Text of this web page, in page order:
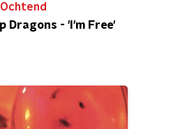
Dragons - 'I'm Free'